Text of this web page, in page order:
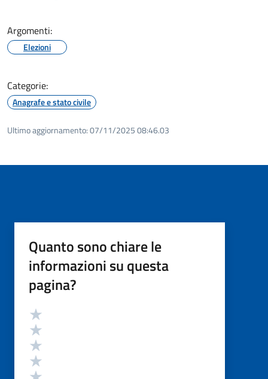
Argomenti:
Elezioni
Categorie:
Anagrafe e stato civile
Ultimo aggiornamento:07/11/2025 08:46.03
Quanto sono chiare le
informazioni su questa
pagina?
Valutazione